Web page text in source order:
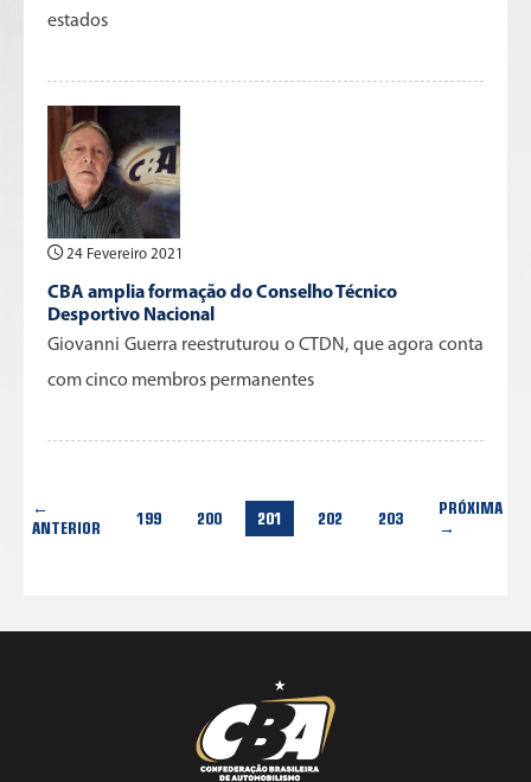
estados
24 Fevereiro 2021
CBA amplia formação do Conselho Técnico
Desportivo Nacional
Giovanni Guerra reestruturou o CTDN, que agora conta
com cinco membros permanentes
←
ANTERIOR
199 200 201 202 203
PRÓXIMA
→